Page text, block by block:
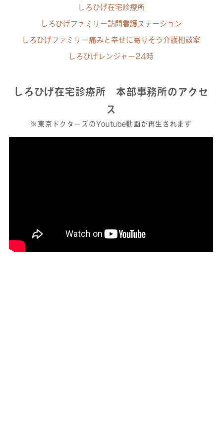
しろひげ在宅診療所
しろひげファミリー訪問看護ステーション
しろひげファミリー痛みと幸せに寄りそう介護相談室
しろひげレンジャー24時
しろひげ在宅診療所 本部事務所のアクセ
ス
※東京ドクターズのYoutube動画が再生されます